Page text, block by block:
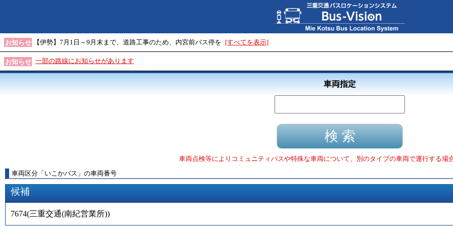
お知らせ 【伊勢】7月1日～9月末まで、道路工事のため、内宮前バス停を [すべてを表示]
お知らせ 一部の路線にお知らせがあります
車両指定
車両点検等によりコミュニティバスや特殊な車両について、別のタイプの車両で運行する場
車両区分 「 いこかバス 」 の車両番号
候補
7674(三重交通(南紀営業所))